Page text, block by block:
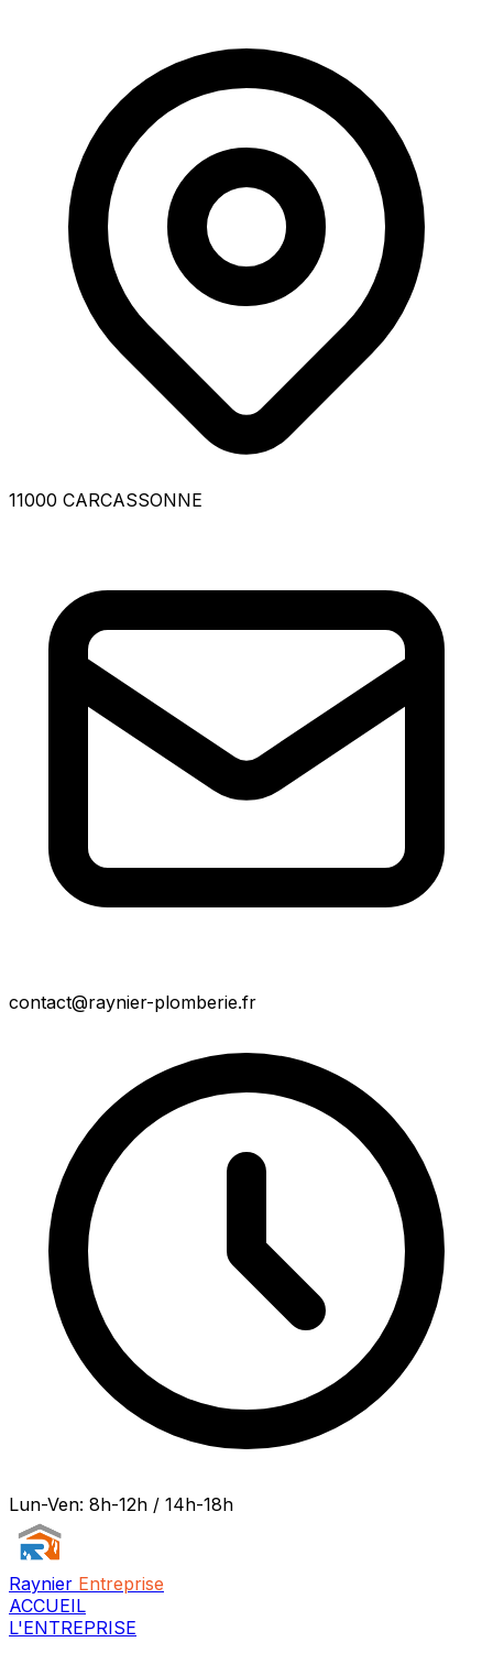
11000 CARCASSONNE
contact@raynier-plomberie.fr
Lun-Ven: 8h-12h / 14h-18h
Raynier Entreprise
ACCUEIL
L'ENTREPRISE